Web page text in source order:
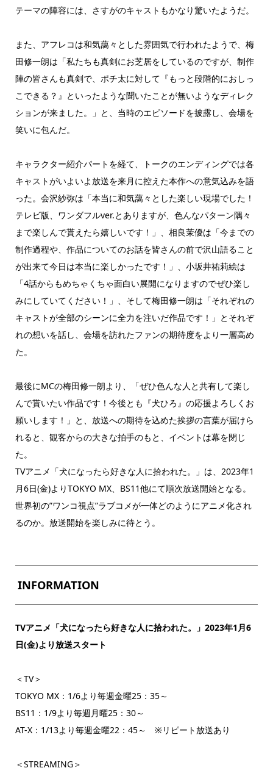
テーマの陣容には、さすがのキャストもかなり驚いたようだ。
また、アフレコは和気藹々とした雰囲気で行われたようで、梅
田修一朗は「私たちも真剣にお芝居をしているのですが、制作
陣の皆さんも真剣で、ポチ太に対して『もっと段階的におしっ
こできる？』といったような聞いたことが無いようなディレク
ションが来ました。」と、当時のエピソードを披露し、会場を
笑いに包んだ。
キャラクター紹介パートを経て、トークのエンディングでは各
キャストがいよいよ放送を来月に控えた本作への意気込みを語
った。会沢紗弥は「本当に和気藹々とした楽しい現場でした！
テレビ版、ワンダフルver.とありますが、色んなパターン隅々
まで楽しんで貰えたら嬉しいです！」、相良茉優は「今までの
制作過程や、作品についてのお話を皆さんの前で沢山語ること
が出来て今日は本当に楽しかったです！」、小坂井祐莉絵は
「4話からもめちゃくちゃ面白い展開になりますのでぜひ楽し
みにしていてください！」、そして梅田修一朗は「それぞれの
キャストが全部のシーンに全力を注いだ作品です！」とそれぞ
れの想いを話し、会場を訪れたファンの期待度をより一層高め
た。
最後にMCの梅田修一朗より、「ぜひ色んな人と共有して楽し
んで貰いたい作品です！今後とも『犬ひろ』の応援よろしくお
願いします！」と、放送への期待を込めた挨拶の言葉が届けら
れると、観客からの大きな拍手のもと、イベントは幕を閉じ
た。
TVアニメ「犬になったら好きな人に拾われた。」は、2023年1
月6日(金)よりTOKYO MX、BS11他にて順次放送開始となる。
世界初の”ワンコ視点”ラブコメが一体どのようにアニメ化され
るのか。放送開始を楽しみに待とう。
INFORMATION
TVアニメ「犬になったら好きな人に拾われた。」 2023年1月6
日(金)より放送スタート
＜TV＞
TOKYO MX：1/6より毎週金曜25：35～
BS11：1/9より毎週月曜25：30～
AT-X：1/13より毎週金曜22：45～ ※リピート放送あり
＜STREAMING＞